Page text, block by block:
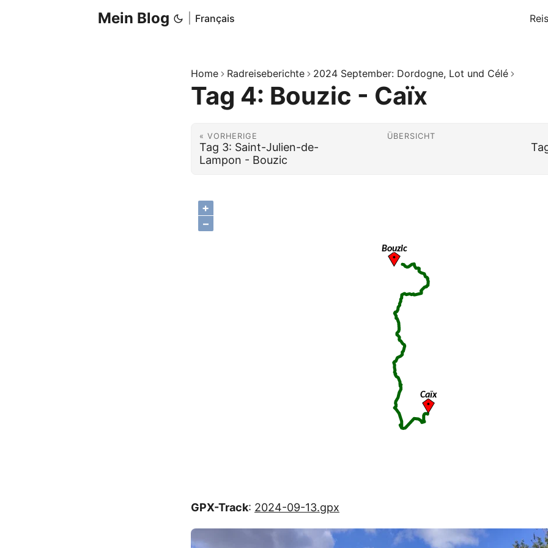
Mein Blog Français
Home Radreiseberichte 2024 September: Dordogne, Lot und Célé
Tag 4: Bouzic - Caïx
« VORHERIGE
Tag 3: Saint-Julien-de-
Lampon - Bouzic
ÜBERSICHT
+
–
GPX-Track: 2024-09-13.gpx